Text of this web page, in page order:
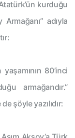
kurduğu
adıyla
80’inci
armağandır.”
şöyle yazılıdır: